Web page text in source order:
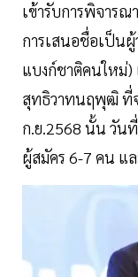
เข้ารับการพิจาร
การเสนอชื่อเป็นผู้
แบงก์ชาติคนใหม่
สุทธิวาทนฤพุฒิ ที่จ
ก.ย.2568 นั้น วัน
ผู้สมัคร 6-7 คน แ